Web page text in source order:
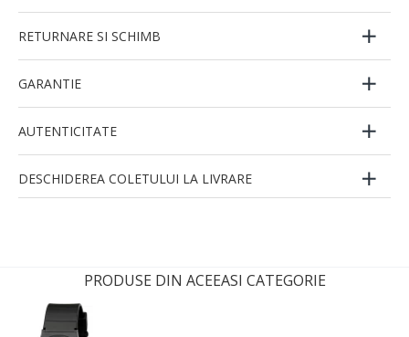
RETURNARE SI SCHIMB
GARANTIE
AUTENTICITATE
DESCHIDEREA COLETULUI LA LIVRARE
PRODUSE DIN ACEEASI CATEGORIE